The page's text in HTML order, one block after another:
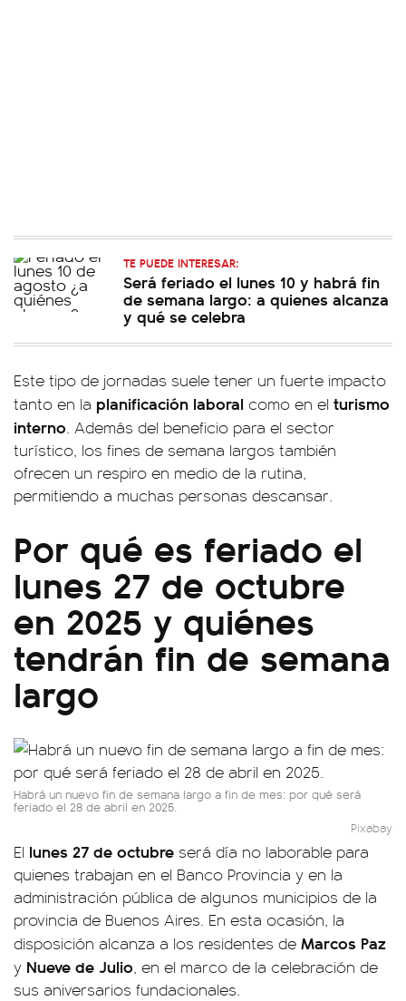
TE PUEDE INTERESAR:
Será feriado el lunes 10 y habrá fin
de semana largo: a quienes alcanza
y qué se celebra
Este tipo de jornadas suele tener un fuerte impacto
tanto en la planificación laboral como en el turismo
interno. Además del beneficio para el sector
turístico, los fines de semana largos también
ofrecen un respiro en medio de la rutina,
permitiendo a muchas personas descansar.
Por qué es feriado el
lunes 27 de octubre
en 2025 y quiénes
tendrán fin de semana
largo
Habrá un nuevo fin de semana largo a fin de mes: por qué será
feriado el 28 de abril en 2025.
Pixabay
El lunes 27 de octubre será día no laborable para
quienes trabajan en el Banco Provincia y en la
administración pública de algunos municipios de la
provincia de Buenos Aires. En esta ocasión, la
disposición alcanza a los residentes de Marcos Paz
y Nueve de Julio, en el marco de la celebración de
sus aniversarios fundacionales.